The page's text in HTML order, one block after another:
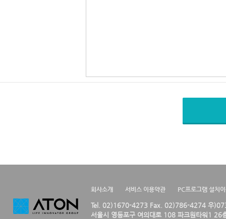
회사소개 서비스 이용약관 PC프로그램 설치
Tel. 02)1670-4273 Fax. 02)786-4274 우
서울시 영등포구 여의대로 108 파크원타워1 26